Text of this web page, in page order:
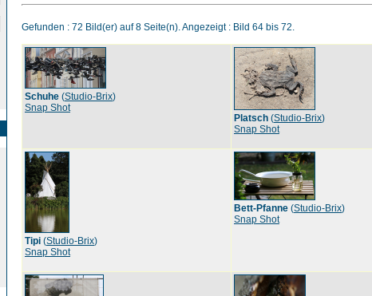
Gefunden : 72 Bild(er) auf 8 Seite(n). Angezeigt : Bild 64 bis 72.
Schuhe (Studio-Brix)
Snap Shot
Platsch (Studio-Brix)
Snap Shot
Tipi (Studio-Brix)
Snap Shot
Bett-Pfanne (Studio-Brix)
Snap Shot